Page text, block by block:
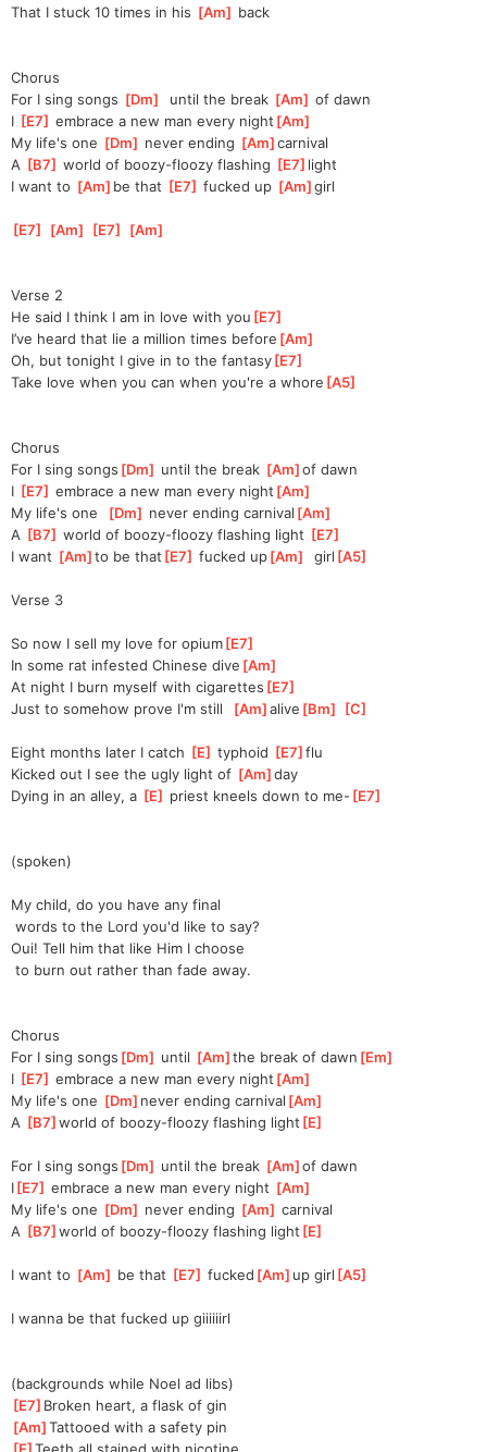
That I stuck 10 times in his [Am back
Chorus
For I sing songs [Dm
  until the break
[Am ] of dawn
I [E7 ] embrace a new man every night [Am
My life's one [Dm never ending [Am ]
carnival
A [B7 ] world of boozy-floozy flashing [E7 ]light
I want to [Am ]be that [E7 ] fucked up [Am ]
girl
[E7 [Am [E7 [Am
Verse 2
He said I think I am in love with you [E7
I’ve heard that lie a million times before [Am
Oh, but tonight I give in to the fantasy[E7
Take love when you can when you're a whore [A5
Chorus
For I sing songs [Dm until the break [Am ]
of dawn
I [E7 ] embrace a new man every night [Am
My life's one
[Dm never ending carnival [Am
A [B7 ] world of boozy-floozy flashing light [E7
I want [Am ]to be that [E7 ] fucked up[Am
  girl
[A5
Verse 3
So now I sell my love for opium[E7
In some rat infested Chinese dive [Am
At night I burn myself with cigarettes [E7
Just to somehow prove I'm still
[Am ]
alive [Bm [C
Eight months later I catch [E ] typhoid [E7 ]
flu
Kicked out I see the ugly light of [Am ]
day
Dying in an alley, a [E priest kneels down to me- [E7
(spoken)
My child, do you have any final
words to the Lord you'd like to say?
Oui! Tell him that like Him I choose
to burn out rather than fade away.
Chorus
For I sing songs [Dm until [Am ]the break of dawn [Em
I [E7 ] embrace a new man every night [Am
My life's one [Dm ]never ending carnival [Am
A [B7 ]
world of boozy-floozy flashing light [E
For I sing songs [Dm until the break [Am ]
of dawn
I[E7 ] embrace a new man every night [Am
My life's one [Dm never ending [Am ] carnival
A [B7 ]
world of boozy-floozy flashing light [E
I want to [Am be that [E7 ] fucked [Am ]up girl [A5
I wanna be that fucked up giiiiiirl
(backgrounds while Noel ad libs)
[E7 ]Broken heart, a flask of gin
[Am ]
Tattooed with a safety pin